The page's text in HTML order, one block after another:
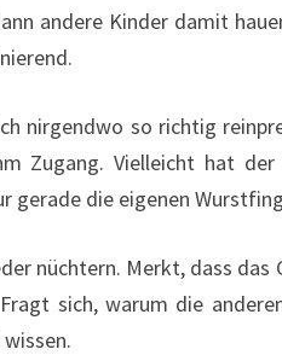
andere Kinder damit
nirgendwo so richtig
Zugang. Vielleicht hat
gerade die eigenen
nüchtern. Merkt, dass das
sich, warum die